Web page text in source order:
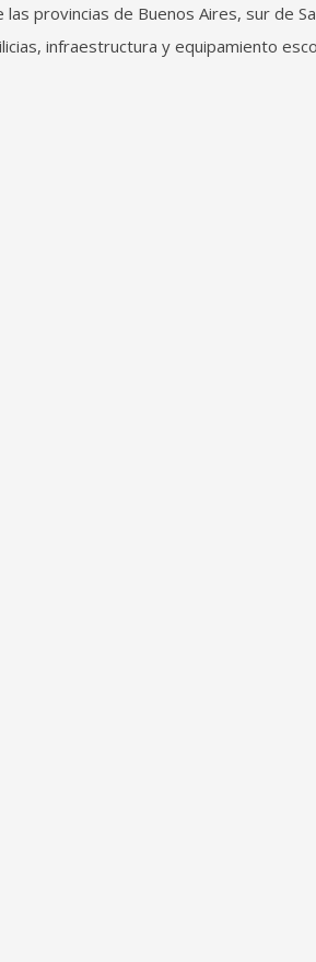
provincias de Buenos Aires, sur de
infraestructura y equipamiento